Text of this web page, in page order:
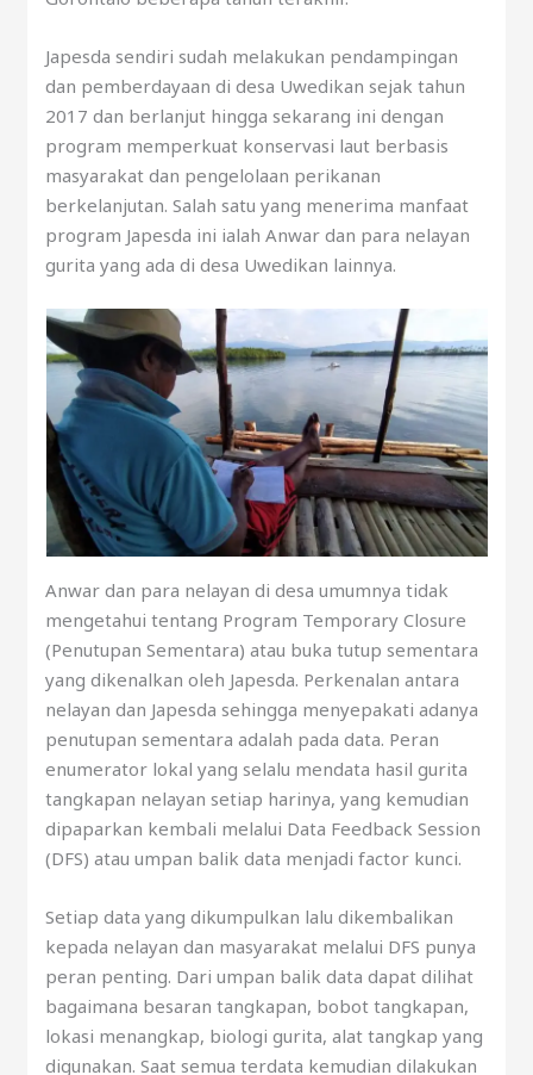
Japesda sendiri sudah melakukan pendampingan
dan pemberdayaan di desa Uwedikan sejak tahun
2017 dan berlanjut hingga sekarang ini dengan
program memperkuat konservasi laut berbasis
masyarakat dan pengelolaan perikanan
berkelanjutan. Salah satu yang menerima manfaat
program Japesda ini ialah Anwar dan para nelayan
gurita yang ada di desa Uwedikan lainnya.
Anwar dan para nelayan di desa umumnya tidak
mengetahui tentang Program Temporary Closure
(Penutupan Sementara) atau buka tutup sementara
yang dikenalkan oleh Japesda. Perkenalan antara
nelayan dan Japesda sehingga menyepakati adanya
penutupan sementara adalah pada data. Peran
enumerator lokal yang selalu mendata hasil gurita
tangkapan nelayan setiap harinya, yang kemudian
dipaparkan kembali melalui Data Feedback Session
(DFS) atau umpan balik data menjadi factor kunci.
Setiap data yang dikumpulkan lalu dikembalikan
kepada nelayan dan masyarakat melalui DFS punya
peran penting. Dari umpan balik data dapat dilihat
bagaimana besaran tangkapan, bobot tangkapan,
lokasi menangkap, biologi gurita, alat tangkap yang
digunakan. Saat semua terdata kemudian dilakukan